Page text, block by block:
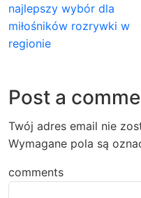
najlepszy wybór dla
miłośników rozrywki w
regionie
Post a
Twój adres email nie
Wymagane pola są
comments